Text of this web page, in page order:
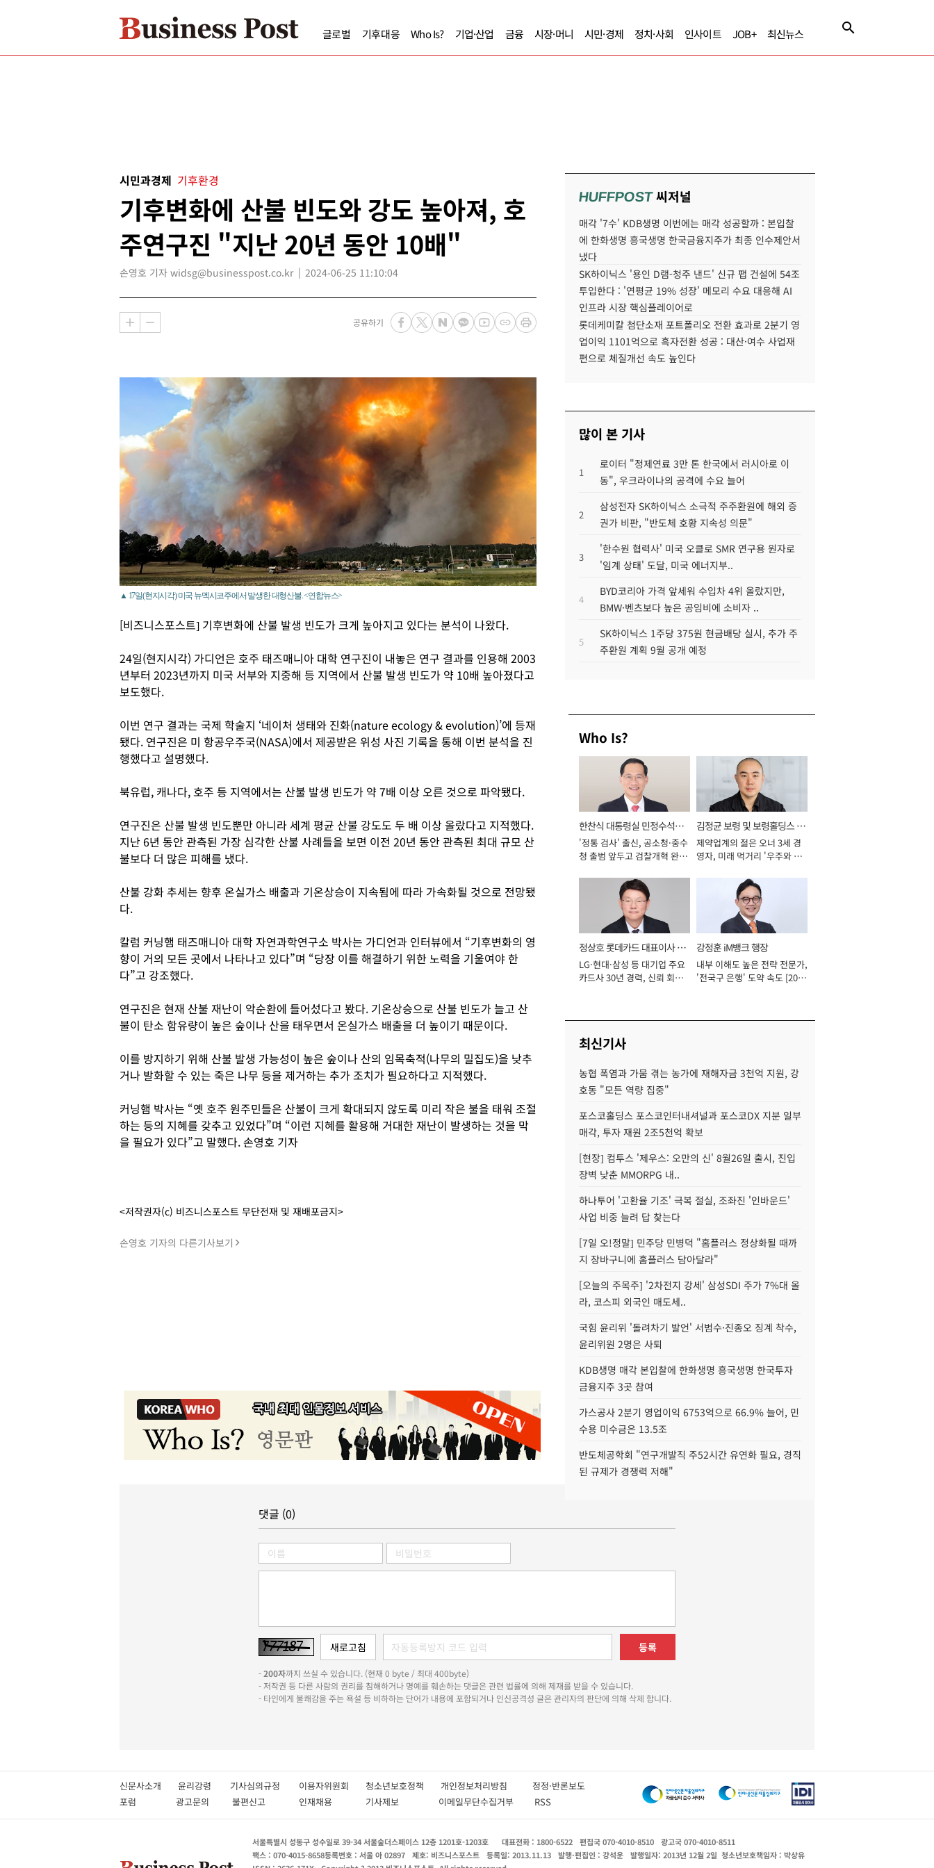
글로벌 기후대응 Who Is? 기업·산업 금융 시장·머니 시민·경제 정치·사회 인사이트 JOB+ 최신뉴스
시민과경제 기후환경
기후변화에 산불 빈도와 강도 높아져, 호
주연구진 "지난 20년 동안 10배"
손영호 기자 widsg@businesspost.co.kr 2024-06-25 11:10:04
공유하기
▲ 17일(현지시각) 미국 뉴멕시코주에서 발생한 대형산불. <연합뉴스>
[비즈니스포스트] 기후변화에 산불 발생 빈도가 크게 높아지고 있다는 분석이 나왔다.
24일(현지시각) 가디언은 호주 태즈매니아 대학 연구진이 내놓은 연구 결과를 인용해 2003
년부터 2023년까지 미국 서부와 지중해 등 지역에서 산불 발생 빈도가 약 10배 높아졌다고
보도했다.
이번 연구 결과는 국제 학술지 ‘네이처 생태와 진화(nature ecology & evolution)’에 등재
됐다. 연구진은 미 항공우주국(NASA)에서 제공받은 위성 사진 기록을 통해 이번 분석을 진
행했다고 설명했다.
북유럽, 캐나다, 호주 등 지역에서는 산불 발생 빈도가 약 7배 이상 오른 것으로 파악됐다.
연구진은 산불 발생 빈도뿐만 아니라 세계 평균 산불 강도도 두 배 이상 올랐다고 지적했다.
지난 6년 동안 관측된 가장 심각한 산불 사례들을 보면 이전 20년 동안 관측된 최대 규모 산
불보다 더 많은 피해를 냈다.
산불 강화 추세는 향후 온실가스 배출과 기온상승이 지속됨에 따라 가속화될 것으로 전망됐
다.
칼럼 커닝햄 태즈매니아 대학 자연과학연구소 박사는 가디언과 인터뷰에서 “기후변화의 영
향이 거의 모든 곳에서 나타나고 있다”며 “당장 이를 해결하기 위한 노력을 기울여야 한
다”고 강조했다.
연구진은 현재 산불 재난이 악순환에 들어섰다고 봤다. 기온상승으로 산불 빈도가 늘고 산
불이 탄소 함유량이 높은 숲이나 산을 태우면서 온실가스 배출을 더 높이기 때문이다.
이를 방지하기 위해 산불 발생 가능성이 높은 숲이나 산의 임목축적(나무의 밀집도)을 낮추
거나 발화할 수 있는 죽은 나무 등을 제거하는 추가 조치가 필요하다고 지적했다.
커닝햄 박사는 “옛 호주 원주민들은 산불이 크게 확대되지 않도록 미리 작은 불을 태워 조절
하는 등의 지혜를 갖추고 있었다”며 “이런 지혜를 활용해 거대한 재난이 발생하는 것을 막
을 필요가 있다”고 말했다. 손영호 기자
<저작권자(c) 비즈니스포스트 무단전재 및 재배포금지>
손영호 기자의 다른기사보기
HUFFPOST씨저널
매각 '7수' KDB생명 이번에는 매각 성공할까 : 본입찰
에 한화생명 흥국생명 한국금융지주가 최종 인수제안서
냈다
SK하이닉스 '용인 D램-청주 낸드' 신규 팹 건설에 54조
투입한다 : '연평균 19% 성장' 메모리 수요 대응해 AI
인프라 시장 핵심플레이어로
롯데케미칼 첨단소재 포트폴리오 전환 효과로 2분기 영
업이익 1101억으로 흑자전환 성공 : 대산·여수 사업재
편으로 체질개선 속도 높인다
많이 본 기사
1
로이터 "정제연료 3만 톤 한국에서 러시아로 이
동", 우크라이나의 공격에 수요 늘어
2
삼성전자 SK하이닉스 소극적 주주환원에 해외 증
권가 비판, "반도체 호황 지속성 의문"
3
'한수원 협력사' 미국 오클로 SMR 연구용 원자로
'임계 상태' 도달, 미국 에너지부..
4
BYD코리아 가격 앞세워 수입차 4위 올랐지만,
BMW·벤츠보다 높은 공임비에 소비자 ..
5
SK하이닉스 1주당 375원 현금배당 실시, 추가 주
주환원 계획 9월 공개 예정
Who Is?
한찬식 대통령실 민정수석비
서관
'정통 검사' 출신, 공소청·중수
청 출범 앞두고 검찰개혁 완수
김정균 보령 및 보령홀딩스 대
표이사 사장
제약업계의 젊은 오너 3세 경
영자, 미래 먹거리 '우주와 헬
정상호 롯데카드 대표이사 사
장
LG·현대·삼성 등 대기업 주요
카드사 30년 경력, 신뢰 회복
강정훈 iM뱅크 행장
내부 이해도 높은 전략 전문가,
'전국구 은행' 도약 속도 [2026
최신기사
농협 폭염과 가뭄 겪는 농가에 재해자금 3천억 지원, 강
호동 "모든 역량 집중"
포스코홀딩스 포스코인터내셔널과 포스코DX 지분 일부
매각, 투자 재원 2조5천억 확보
[현장] 컴투스 '제우스: 오만의 신' 8월26일 출시, 진입
장벽 낮춘 MMORPG 내..
하나투어 '고환율 기조' 극복 절실, 조좌진 '인바운드'
사업 비중 늘려 답 찾는다
[7일 오!정말] 민주당 민병덕 "홈플러스 정상화될 때까
지 장바구니에 홈플러스 담아달라"
[오늘의 주목주] '2차전지 강세' 삼성SDI 주가 7%대 올
라, 코스피 외국인 매도세..
국힘 윤리위 '돌려차기 발언' 서범수·진종오 징계 착수,
윤리위원 2명은 사퇴
KDB생명 매각 본입찰에 한화생명 흥국생명 한국투자
금융지주 3곳 참여
가스공사 2분기 영업이익 6753억으로 66.9% 늘어, 민
수용 미수금은 13.5조
반도체공학회 "연구개발직 주52시간 유연화 필요, 경직
된 규제가 경쟁력 저해"
댓글 (0)
등록
-200자까지 쓰실 수 있습니다. (현재 0 byte / 최대 400byte)
- 저작권 등 다른 사람의 권리를 침해하거나 명예를 훼손하는 댓글은 관련 법률에 의해 제재를 받을 수 있습니다.
- 타인에게 불쾌감을 주는 욕설 등 비하하는 단어가 내용에 포함되거나 인신공격성 글은 관리자의 판단에 의해 삭제 합니다.
신문사소개 윤리강령 기사심의규정 이용자위원회 청소년보호정책 개인정보처리방침 정정·반론보도
포럼
광고문의 불편신고 인재채용 기사제보 이메일무단수집거부 RSS
서울특별시 성동구 성수일로 39-34 서울숲더스페이스 12층 1201호-1203호 대표전화 : 1800-6522 편집국 070-4010-8510
광고국 070-4010-8511
팩스 : 070-4015-8658등록번호 : 서울 아 02897 제호: 비즈니스포스트 등록일: 2013.11.13 발행·편집인 : 강석운 발행일자: 2013년 12월 2일 청소년보호책임자 : 박상유